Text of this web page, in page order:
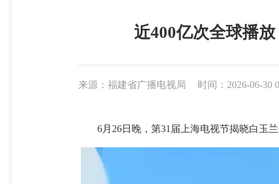
近400亿次全球播
来源：福建省广播电视局 时间：2026-06-30
6月26日晚，第31届上海电视节揭晓白玉